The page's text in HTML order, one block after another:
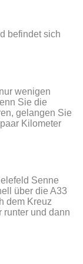
befindet sich
wenigen
Sie die
gelangen Sie
Kilometer
Senne
über die A33
dem Kreuz
runter und dann